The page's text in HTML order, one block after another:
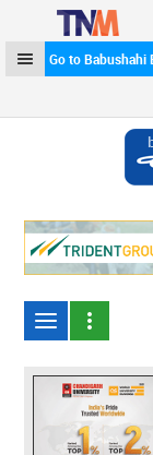
Go to Babushahi